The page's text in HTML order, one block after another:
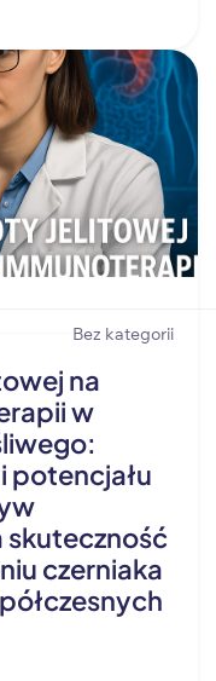
Bez kategorii
na
w
potencjału
czerniaka